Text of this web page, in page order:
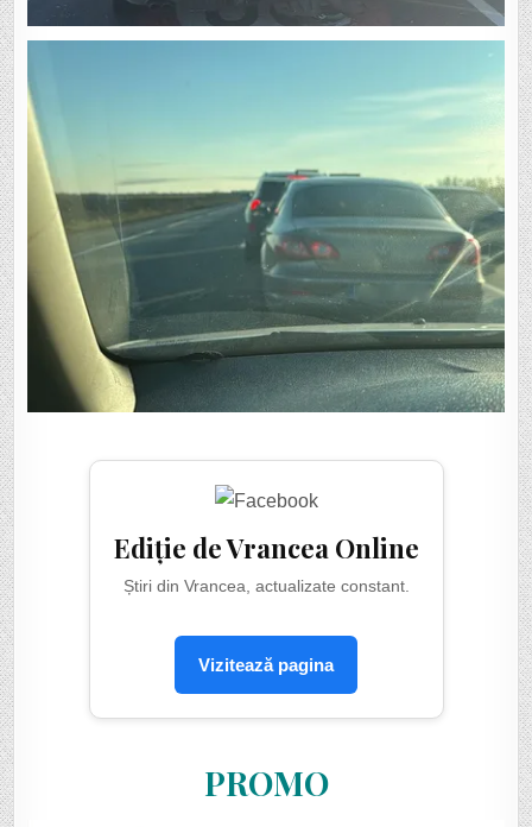
Ediție de Vrancea Online
Știri din Vrancea, actualizate constant.
Vizitează pagina
PROMO